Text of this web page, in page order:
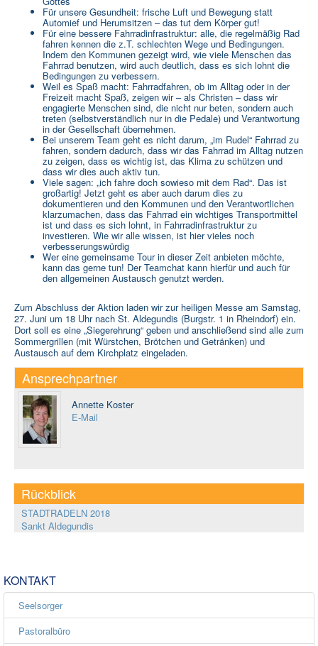
Für unsere Gesundheit: frische Luft und Bewegung statt
Automief und Herumsitzen – das tut dem Körper gut!
Für eine bessere Fahrradinfrastruktur: alle, die regelmäßig Rad
fahren kennen die z.T. schlechten Wege und Bedingungen.
Indem den Kommunen gezeigt wird, wie viele Menschen das
Fahrrad benutzen, wird auch deutlich, dass es sich lohnt die
Bedingungen zu verbessern.
Weil es Spaß macht: Fahrradfahren, ob im Alltag oder in der
Freizeit macht Spaß, zeigen wir – als Christen – dass wir
engagierte Menschen sind, die nicht nur beten, sondern auch
treten (selbstverständlich nur in die Pedale) und Verantwortung
in der Gesellschaft übernehmen.
Bei unserem Team geht es nicht darum, „im Rudel“ Fahrrad zu
fahren, sondern dadurch, dass wir das Fahrrad im Alltag nutzen
zu zeigen, dass es wichtig ist, das Klima zu schützen und
dass wir dies auch aktiv tun.
Viele sagen: „ich fahre doch sowieso mit dem Rad“. Das ist
großartig! Jetzt geht es aber auch darum dies zu
dokumentieren und den Kommunen und den Verantwortlichen
klarzumachen, dass das Fahrrad ein wichtiges Transportmittel
ist und dass es sich lohnt, in Fahrradinfrastruktur zu
investieren. Wie wir alle wissen, ist hier vieles noch
verbesserungswürdig
Wer eine gemeinsame Tour in dieser Zeit anbieten möchte,
kann das gerne tun! Der Teamchat kann hierfür und auch für
den allgemeinen Austausch genutzt werden.
Zum Abschluss der Aktion laden wir zur heiligen Messe am Samstag,
27. Juni um 18 Uhr nach St. Aldegundis (Burgstr. 1 in Rheindorf) ein.
Dort soll es eine „Siegerehrung“ geben und anschließend sind alle zum
Sommergrillen (mit Würstchen, Brötchen und Getränken) und
Austausch auf dem Kirchplatz eingeladen.
Ansprechpartner
Annette Koster
E-Mail
Rückblick
STADTRADELN 2018
Sankt Aldegundis
KONTAKT
Seelsorger
Pastoralbüro